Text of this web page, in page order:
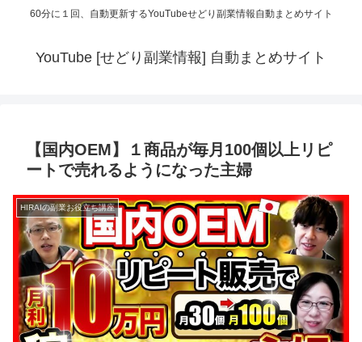
60分に１回、自動更新するYouTubeせどり副業情報自動まとめサイト
YouTube [せどり副業情報] 自動まとめサイト
【国内OEM】１商品が毎月100個以上リピ
ートで売れるようになった主婦
HIRAIの副業お役立ち講座